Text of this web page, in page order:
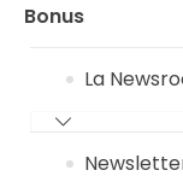
Bonus
La